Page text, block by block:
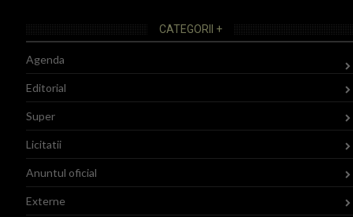
CATEGORII +
Agenda
Editorial
Super
Licitatii
Anuntul oficial
Externe